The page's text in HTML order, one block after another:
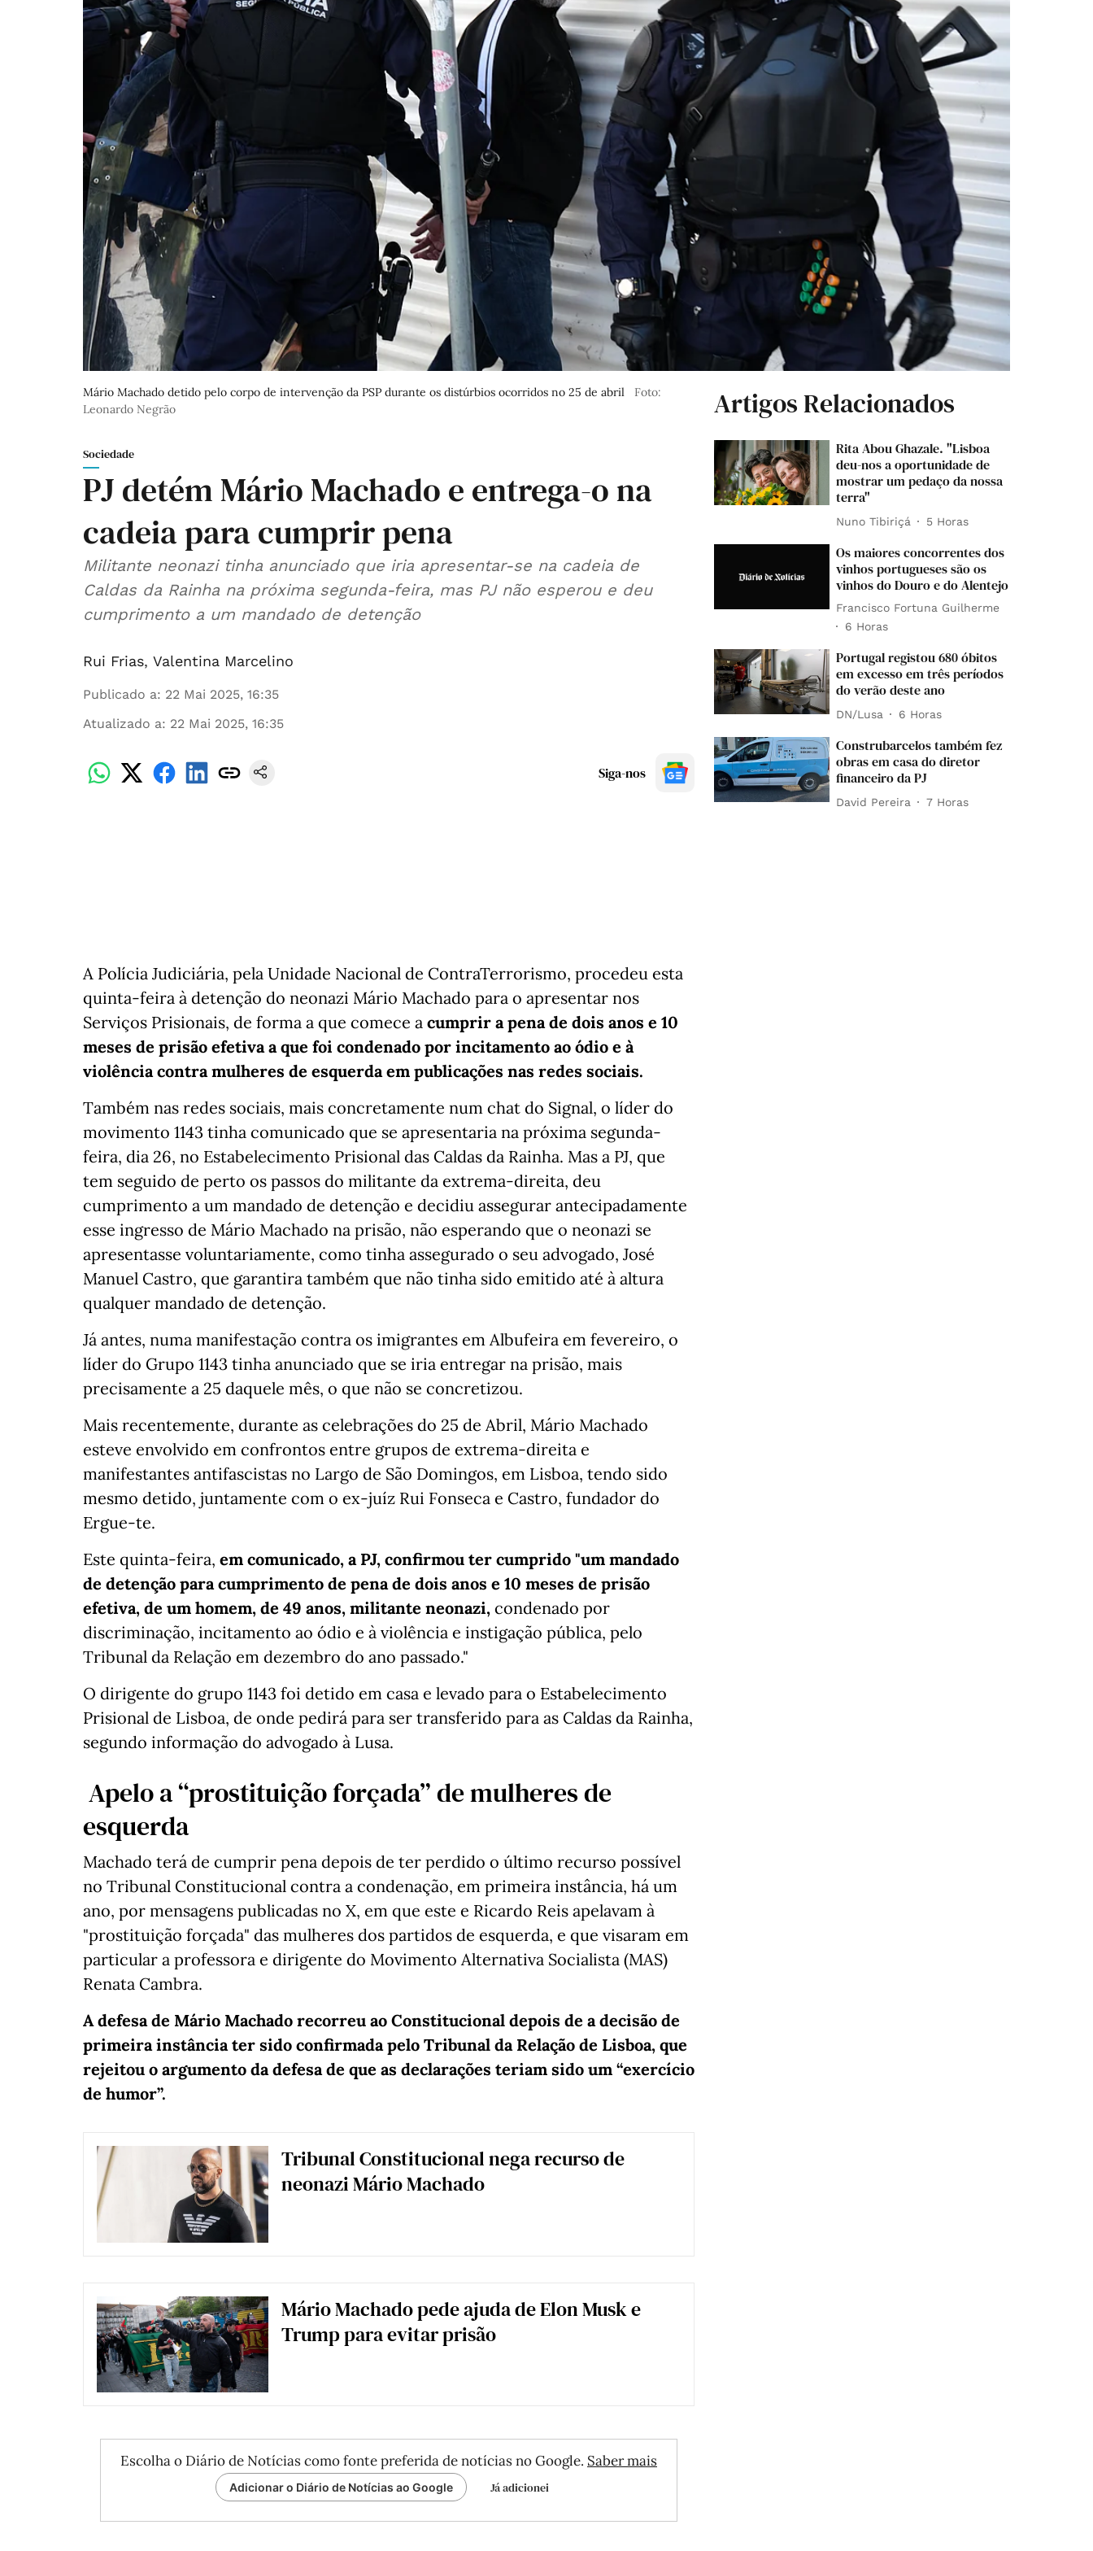
Mário Machado detido pelo corpo de intervenção da PSP durante os distúrbios ocorridos no 25 de abril
Foto:
Leonardo Negrão
Sociedade
PJ detém Mário Machado e entrega-o na
cadeia para cumprir pena
Militante neonazi tinha anunciado que iria apresentar-se na cadeia de
Caldas da Rainha na próxima segunda-feira, mas PJ não esperou e deu
cumprimento a um mandado de detenção
Rui Frias, Valentina Marcelino
Publicado a: 22 Mai 2025, 16:35
Atualizado a: 22 Mai 2025, 16:35
Siga-nos
A Polícia Judiciária, pela Unidade Nacional de ContraTerrorismo, procedeu esta
quinta-feira à detenção do neonazi Mário Machado para o apresentar nos
Serviços Prisionais, de forma a que comece a cumprir a pena de dois anos e 10
meses de prisão efetiva a que foi condenado por incitamento ao ódio e à
violência contra mulheres de esquerda em publicações nas redes sociais.
Também nas redes sociais, mais concretamente num chat do Signal, o líder do
movimento 1143 tinha comunicado que se apresentaria na próxima segunda-
feira, dia 26, no Estabelecimento Prisional das Caldas da Rainha. Mas a PJ, que
tem seguido de perto os passos do militante da extrema-direita, deu
cumprimento a um mandado de detenção e decidiu assegurar antecipadamente
esse ingresso de Mário Machado na prisão, não esperando que o neonazi se
apresentasse voluntariamente, como tinha assegurado o seu advogado, José
Manuel Castro, que garantira também que não tinha sido emitido até à altura
qualquer mandado de detenção.
Já antes, numa manifestação contra os imigrantes em Albufeira em fevereiro, o
líder do Grupo 1143 tinha anunciado que se iria entregar na prisão, mais
precisamente a 25 daquele mês, o que não se concretizou.
Mais recentemente, durante as celebrações do 25 de Abril, Mário Machado
esteve envolvido em confrontos entre grupos de extrema-direita e
manifestantes antifascistas no Largo de São Domingos, em Lisboa, tendo sido
mesmo detido, juntamente com o ex-juíz Rui Fonseca e Castro, fundador do
Ergue-te.
Este quinta-feira, em comunicado, a PJ, confirmou ter cumprido "um mandado
de detenção para cumprimento de pena de dois anos e 10 meses de prisão
efetiva, de um homem, de 49 anos, militante neonazi, condenado por
discriminação, incitamento ao ódio e à violência e instigação pública, pelo
Tribunal da Relação em dezembro do ano passado."
O dirigente do grupo 1143 foi detido em casa e levado para o Estabelecimento
Prisional de Lisboa, de onde pedirá para ser transferido para as Caldas da Rainha,
segundo informação do advogado à Lusa.
Apelo a “prostituição forçada” de mulheres de
esquerda
Machado terá de cumprir pena depois de ter perdido o último recurso possível
no Tribunal Constitucional contra a condenação, em primeira instância, há um
ano, por mensagens publicadas no X, em que este e Ricardo Reis apelavam à
"prostituição forçada" das mulheres dos partidos de esquerda, e que visaram em
particular a professora e dirigente do Movimento Alternativa Socialista (MAS)
Renata Cambra.
A defesa de Mário Machado recorreu ao Constitucional depois de a decisão de
primeira instância ter sido confirmada pelo Tribunal da Relação de Lisboa, que
rejeitou o argumento da defesa de que as declarações teriam sido um “exercício
de humor”.
Tribunal Constitucional nega recurso de
neonazi Mário Machado
Mário Machado pede ajuda de Elon Musk e
Trump para evitar prisão
Escolha o Diário de Notícias como fonte preferida de notícias no Google. Saber mais
Adicionar o Diário de Notícias ao Google Já adicionei
Artigos Relacionados
Rita Abou Ghazale. "Lisboa
deu-nos a oportunidade de
mostrar um pedaço da nossa
terra"
Nuno Tibiriçá 5 Horas
Os maiores concorrentes dos
vinhos portugueses são os
vinhos do Douro e do Alentejo
Francisco Fortuna Guilherme
6 Horas
Portugal registou 680 óbitos
em excesso em três períodos
do verão deste ano
DN/Lusa 6 Horas
Construbarcelos também fez
obras em casa do diretor
financeiro da PJ
David Pereira 7 Horas